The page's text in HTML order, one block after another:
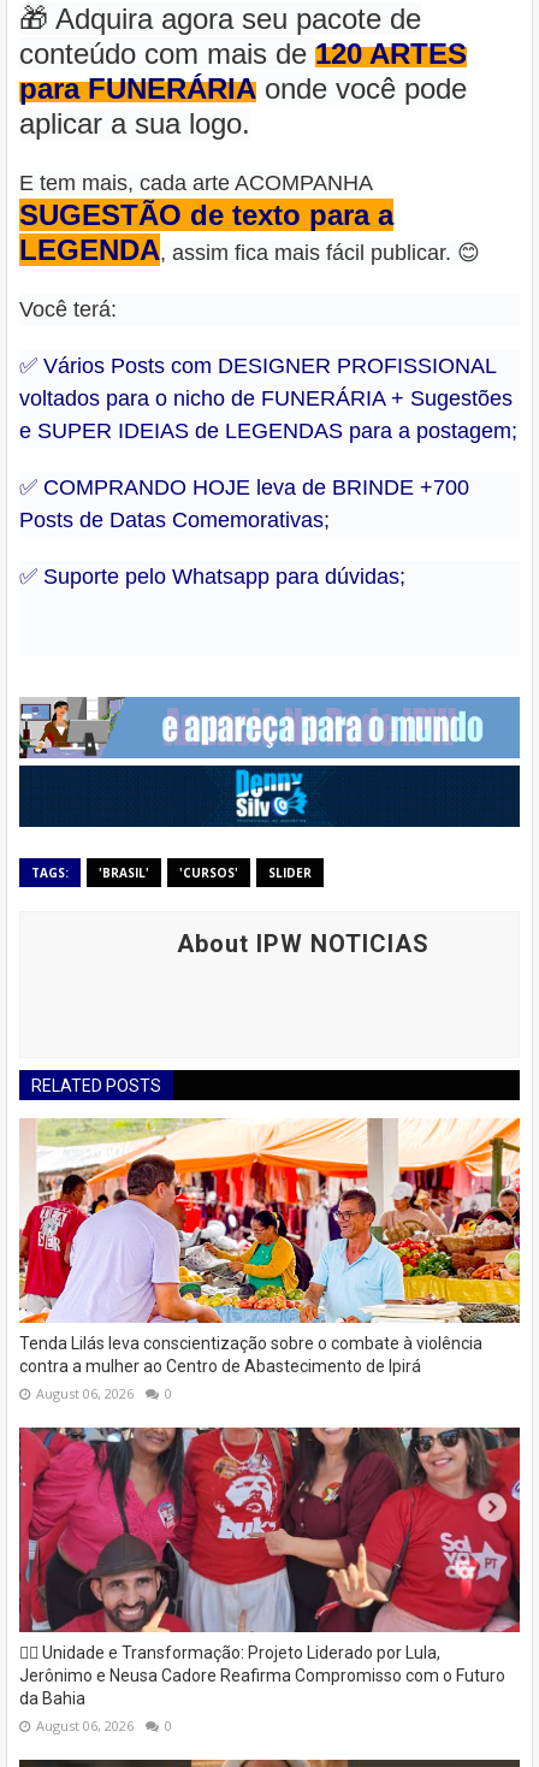
🎁 Adquira agora seu pacote de
conteúdo com mais de 120 ARTES
para FUNERÁRIA onde você pode
aplicar a sua logo.
E tem mais, cada arte ACOMPANHA
SUGESTÃO de texto para a
LEGENDA, assim fica mais fácil publicar. 😊
Você terá:
✅ Vários Posts com DESIGNER PROFISSIONAL
voltados para o nicho de FUNERÁRIA + Sugestões
e SUPER IDEIAS de LEGENDAS para a postagem;
✅ COMPRANDO HOJE leva de BRINDE +700
Posts de Datas Comemorativas;
✅ Suporte pelo Whatsapp para dúvidas;
TAGS: 'BRASIL' 'CURSOS' SLIDER
About IPW NOTICIAS
RELATED POSTS
Tenda Lilás leva conscientização sobre o combate à violência
contra a mulher ao Centro de Abastecimento de Ipirá
August 06, 2026 0
✊🏽 Unidade e Transformação: Projeto Liderado por Lula,
Jerônimo e Neusa Cadore Reafirma Compromisso com o Futuro
da Bahia
August 06, 2026 0